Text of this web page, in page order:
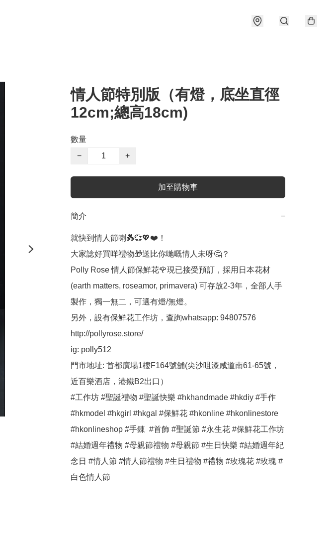
情人節特別版（有燈，底坐直徑
12cm;總高18cm)
數量
−
+
加至購物車
簡介 −
就快到情人節喇💑💞💖❤️！
大家諗好買咩禮物🎁送比你哋嘅情人未呀🤔？
Polly Rose 情人節保鮮花🌹現已接受預訂，採用日本花材
(earth matters, roseamor, primavera) 可存放2-3年，全部人手
製作，獨一無二，可選有燈/無燈。
另外，設有保鮮花工作坊，查詢whatsapp: 94807576
http://pollyrose.store/
ig: polly512
門市地址: 首都廣場1樓F164號舖(尖沙咀漆咸道南61-65號，
近百樂酒店，港鐵B2出口）
#工作坊 #聖誕禮物 #聖誕快樂 #hkhandmade #hkdiy #手作
#hkmodel #hkgirl #hkgal #保鮮花 #hkonline #hkonlinestore
#hkonlineshop #手錬  #首飾 #聖誕節 #永生花 #保鮮花工作坊
#結婚週年禮物 #母親節禮物 #母親節 #生日快樂 #結婚週年紀
念日 #情人節 #情人節禮物 #生日禮物 #禮物 #玫瑰花 #玫瑰 #
白色情人節